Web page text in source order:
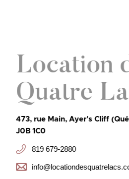
Location
Quatre
473, rue Main, Ayer's Cliff
J0B 1C0
819 679-2880